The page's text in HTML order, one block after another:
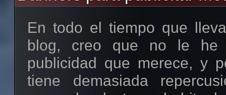
apoyar. Así que a partir
tomaremos más en
apoyando principalmente
Creative Commons,
plano aquellos cuya web
En todo el tiempo que
blog, creo que no le he
publicidad que merece, y
tiene demasiada